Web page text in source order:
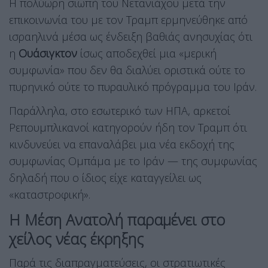
Η πολύωρη σιωπή του Νετανιάχου μετά την
επικοινωνία του με τον Τραμπ ερμηνεύθηκε από
ισραηλινά μέσα ως ένδειξη βαθιάς ανησυχίας ότι
η Ουάσιγκτον ίσως αποδεχθεί μια «μερική
συμφωνία» που δεν θα διαλύει οριστικά ούτε το
πυρηνικό ούτε το πυραυλικό πρόγραμμα του Ιράν.
Παράλληλα, στο εσωτερικό των ΗΠΑ, αρκετοί
Ρεπουμπλικανοί κατηγορούν ήδη τον Τραμπ ότι
κινδυνεύει να επαναλάβει μια νέα εκδοχή της
συμφωνίας Ομπάμα με το Ιράν — της συμφωνίας
δηλαδή που ο ίδιος είχε καταγγείλει ως
«καταστροφική».
Η Μέση Ανατολή παραμένει στο
χείλος νέας έκρηξης
Παρά τις διαπραγματεύσεις, οι στρατιωτικές